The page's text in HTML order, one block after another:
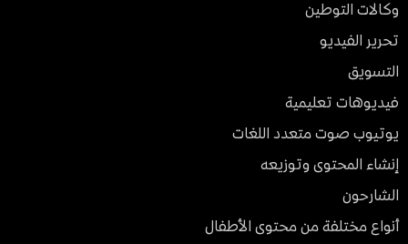
وكالات التوطين
تحرير الفيديو
التسويق
فيديوهات تعليمية
يوتيوب صوت متعدد اللغات
إنشاء المحتوى وتوزيعه
الشارحون
أنواع مختلفة من محتوى الأطفال